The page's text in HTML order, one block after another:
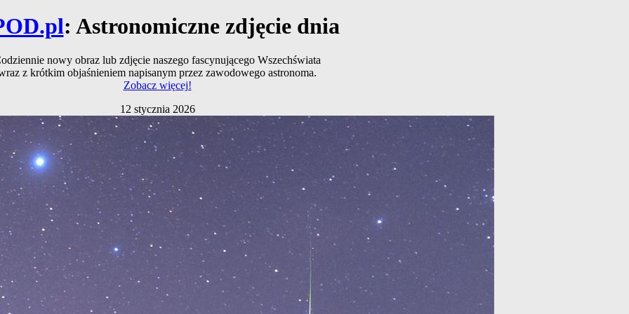
: Astronomiczne zdjęcie dnia
nowy obraz lub zdjęcie naszego fascynującego Wszechświata
z krótkim objaśnieniem napisanym przez zawodowego astronoma.
Zobacz więcej!
12 stycznia 2026